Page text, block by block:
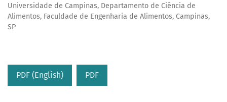
Universidade de Campinas, Departamento de Ciência de
Alimentos, Faculdade de Engenharia de Alimentos, Campinas,
SP
PDF (English) PDF